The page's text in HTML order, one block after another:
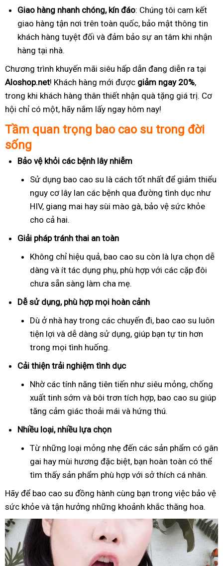
Giao hàng nhanh chóng, kín đáo: Chúng tôi cam kết
giao hàng tận nơi trên toàn quốc, bảo mật thông tin
khách hàng tuyệt đối và đảm bảo sự an tâm khi nhận
hàng tại nhà.
Chương trình khuyến mãi siêu hấp dẫn đang diễn ra tại
Aloshop.net! Khách hàng mới được giảm ngay 20%,
trong khi khách hàng thân thiết nhận quà tặng giá trị. Cơ
hội chỉ có một, hãy nắm lấy ngay hôm nay!
Tầm quan trọng bao cao su trong đời
sống
Bảo vệ khỏi các bệnh lây nhiễm
Sử dụng bao cao su là cách tốt nhất để giảm thiểu
nguy cơ lây lan các bệnh qua đường tình dục như
HIV, giang mai hay sùi mào gà, bảo vệ sức khỏe
cho cả hai.
Giải pháp tránh thai an toàn
Không chỉ hiệu quả, bao cao su còn là lựa chọn dễ
dàng và ít tác dụng phụ, phù hợp với các cặp đôi
chưa sẵn sàng làm cha mẹ.
Dễ sử dụng, phù hợp mọi hoàn cảnh
Dù ở nhà hay trong các chuyến đi, bao cao su luôn
tiện lợi và dễ dàng sử dụng, giúp bạn tự tin hơn
trong mọi tình huống.
Cải thiện trải nghiệm tình dục
Nhờ các tính năng tiên tiến như siêu mỏng, chống
xuất tinh sớm và bôi trơn tích hợp, bao cao su giúp
tăng cảm giác thoải mái và hứng thú.
Nhiều loại, nhiều lựa chọn
Từ những loại mỏng nhẹ đến các sản phẩm có gân
gai hay mùi hương đặc biệt, bạn hoàn toàn có thể
tìm thấy sản phẩm phù hợp với sở thích cá nhân.
Hãy để bao cao su đồng hành cùng bạn trong việc bảo vệ
sức khỏe và tận hưởng những khoảnh khắc thăng hoa.